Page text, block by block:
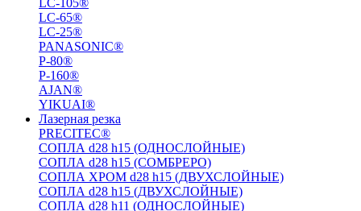
LC-65®
LC-25®
PANASONIC®
P-80®
P-160®
AJAN®
YIKUAI®
Лазерная резка
PRECITEC®
СОПЛА d28 h15 (ОДНОСЛОЙНЫЕ)
СОПЛА d28 h15 (СОМБРЕРО)
СОПЛА ХРОМ d28 h15 (ДВУХСЛОЙНЫЕ)
СОПЛА d28 h15 (ДВУХСЛОЙНЫЕ)
СОПЛА d28 h11 (ОДНОСЛОЙНЫЕ)